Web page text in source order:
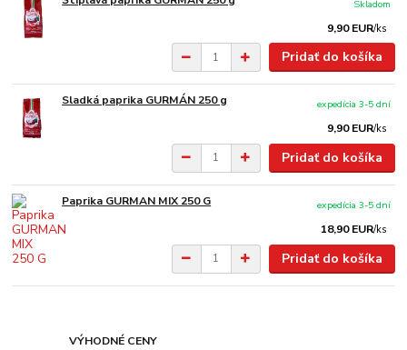
9,90 EUR/ks
Skladom
Pridať do košíka
Sladká paprika GURMÁN 250 g
9,90 EUR/ks
expedícia 3-5 dní
Pridať do košíka
Paprika GURMAN MIX 250 G
18,90 EUR/ks
expedícia 3-5 dní
Pridať do košíka
VÝHODNÉ CENY